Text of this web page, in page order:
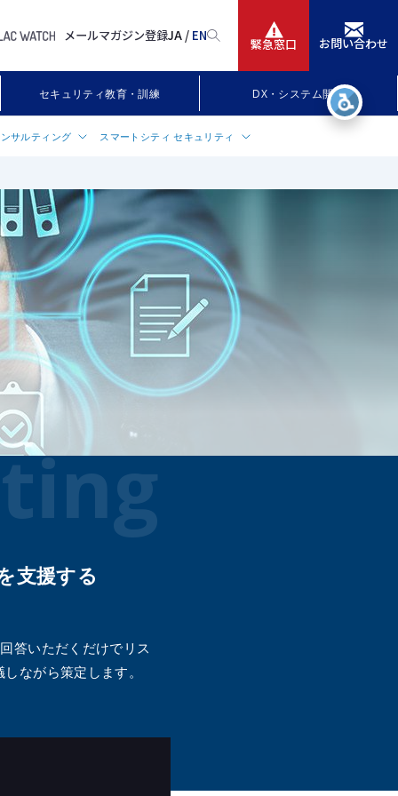
メールマガジン登録JA / EN 緊急窓口 お問い合わせ
セキュリティ教育・訓練 DX・システム開発
ス
ト
セス
ント
ス
アセ
サルティング
ティングサービス
ランドデザイン策定支援
支援
リティ・情報システム標準策定
スマートシティ セキュリティ
スマートシティ・スーパーシティ向け
「smart town事業構想」
サービス
ニュースリリース
IR情報
採用
支援する
答いただくだけでリス
ながら策定します。